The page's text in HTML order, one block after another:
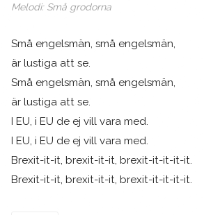
Melodi: Små grodorna
Små engelsmän, små engelsmän,
är lustiga att se.
Små engelsmän, små engelsmän,
är lustiga att se.
I EU, i EU de ej vill vara med.
I EU, i EU de ej vill vara med.
Brexit-it-it, brexit-it-it, brexit-it-it-it-it.
Brexit-it-it, brexit-it-it, brexit-it-it-it-it.